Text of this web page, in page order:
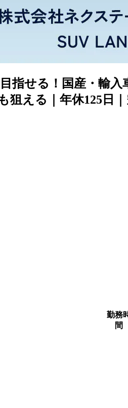
指せる！国産・輸
える｜年休125日
勤務
間